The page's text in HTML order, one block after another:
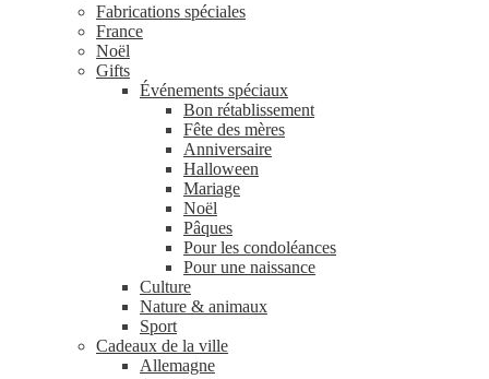
Fabrications spéciales
France
Noël
Gifts
Événements spéciaux
Bon rétablissement
Fête des mères
Anniversaire
Halloween
Mariage
Noël
Pâques
Pour les condoléances
Pour une naissance
Culture
Nature & animaux
Sport
Cadeaux de la ville
Allemagne